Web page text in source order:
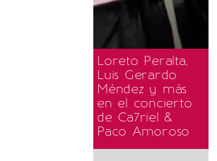
Loreto Peralta,
Luis Gerardo
Méndez y más
en el concierto
de Ca7riel &
Paco Amoroso